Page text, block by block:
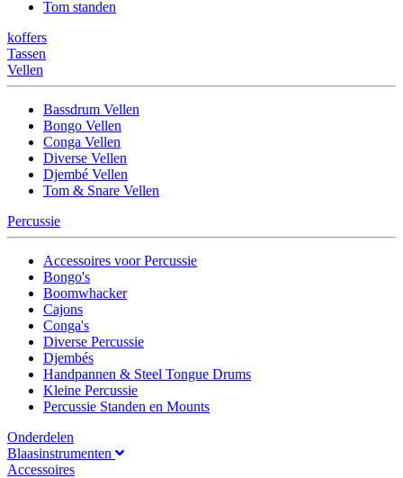
Tom standen
koffers
Tassen
Vellen
Bassdrum Vellen
Bongo Vellen
Conga Vellen
Diverse Vellen
Djembé Vellen
Tom & Snare Vellen
Percussie
Accessoires voor Percussie
Bongo's
Boomwhacker
Cajons
Conga's
Diverse Percussie
Djembés
Handpannen & Steel Tongue Drums
Kleine Percussie
Percussie Standen en Mounts
Onderdelen
Blaasinstrumenten
Accessoires